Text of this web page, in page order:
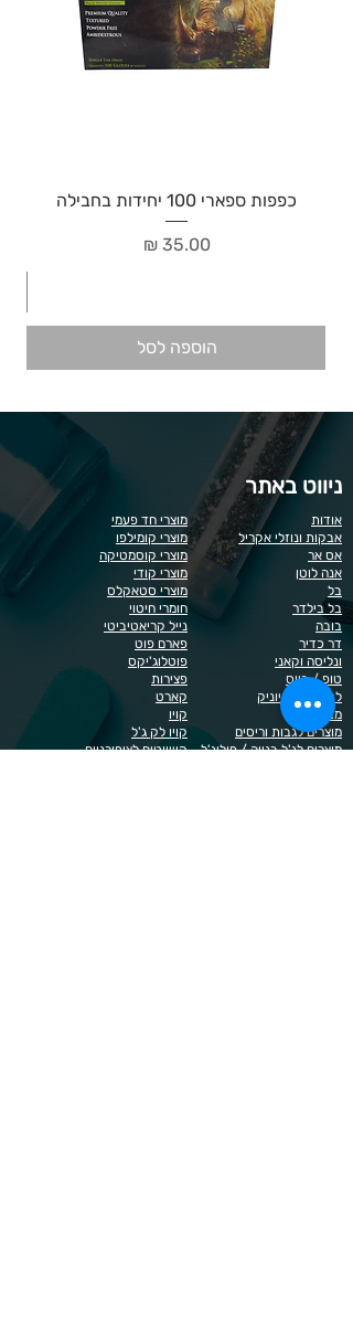
כפפות ספארי 100 יחידות בחבילה
מחיר‏35.00 ‏₪
הוספה לסל
ניווט באתר
מוצרי חד פעמי
מוצרי קומילפו
מוצרי קוסמטיקה
מוצרי קודי
מוצרי סטאקלס
חומרי חיטוי
נייל קריאטיביטי
פארם פוט
פוטלוג'יקס
פצירות
קארט
קויו
קויו לק ג'ל
קישוטים לציפורניים
אודות
אבקות ונוזלי אקריל
אס אר
אנה לוטן
בל
בל בילדר
בובה
דר כדיר
ונליסה וקאני
טופ / בייס
לק רגיל לה יוניק
מבצעים
מוצרים לגבות וריסים
מוצרים לג'ל בנייה / פוליג'ל